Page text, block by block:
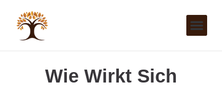
Wie Wirkt Sich